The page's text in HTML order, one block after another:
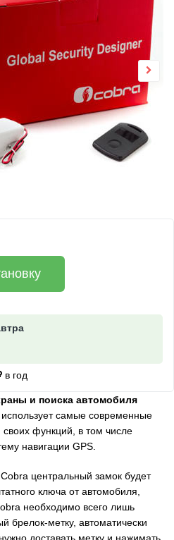
в год
и поиска автомобиля
использует самые современные
функций, в том числе
навигации GPS.
центральный замок будет
ключа от автомобиля,
необходимо всего лишь
брелок-метку, автоматически